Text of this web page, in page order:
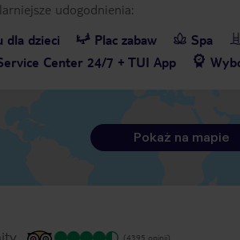
udogodnienia:
dla dzieci
Plac zabaw Spa
Center 24/7 + TUI App
Pokaż na mapie
(4395 opinii)